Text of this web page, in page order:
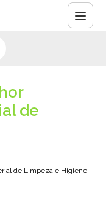
Material de Limpeza e
de